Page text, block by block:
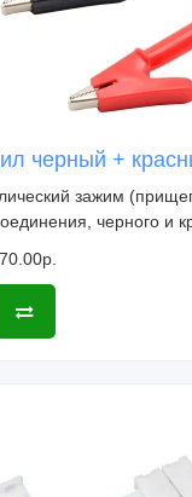
черный +
зажим
черного и